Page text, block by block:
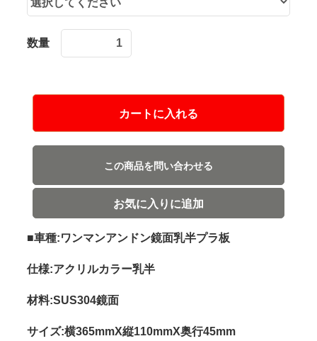
数量
カートに入れる
この商品を問い合わせる
お気に入りに追加
■車種:ワンマンアンドン鏡面乳半プラ板
仕様:アクリルカラー乳半
材料:SUS304鏡面
サイズ:横365mmX縦110mmX奥行45mm